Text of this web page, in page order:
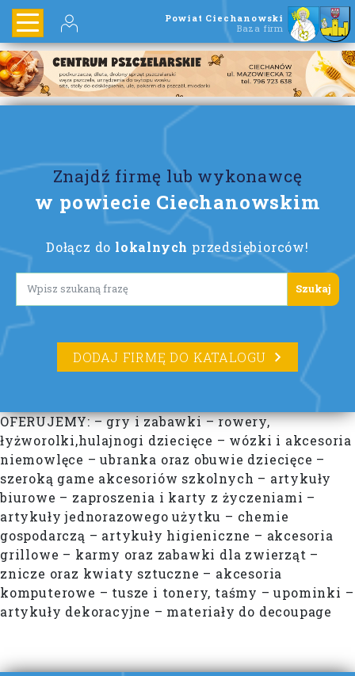
Powiat Ciechanowski
Baza firm
Znajdź firmę lub wykonawcę
w powiecie Ciechanowskim
Dołącz do lokalnych przedsiębiorców!
Lorem ipsum
DODAJ FIRMĘ DO KATALOGU
OFERUJEMY: – gry i zabawki – rowery,
łyżworolki,hulajnogi dziecięce – wózki i akcesoria
niemowlęce – ubranka oraz obuwie dziecięce –
szeroką game akcesoriów szkolnych – artykuły
biurowe – zaproszenia i karty z życzeniami –
artykuły jednorazowego użytku – chemie
gospodarczą – artykuły higieniczne – akcesoria
grillowe – karmy oraz zabawki dla zwierząt –
znicze oraz kwiaty sztuczne – akcesoria
komputerowe – tusze i tonery, taśmy – upominki –
artykuły dekoracyjne – materiały do decoupage